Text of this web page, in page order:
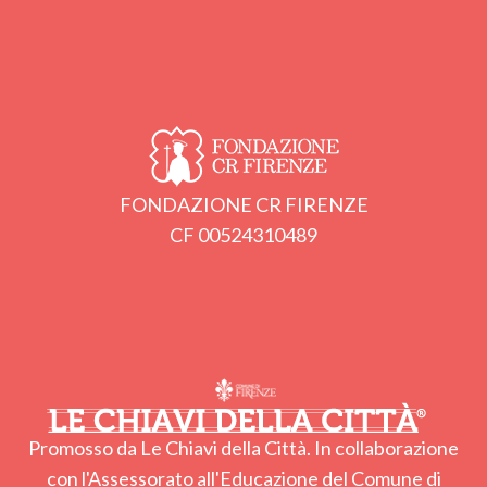
FONDAZIONE CR FIRENZE
CF 00524310489
Promosso da Le Chiavi della Città. In collaborazione
con l'Assessorato all'Educazione del Comune di